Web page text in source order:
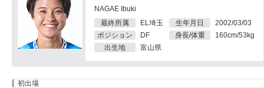
NAGAE Ibuki
最終所属
EL埼玉
ポジション
DF
出生地
富山県
生年月日
2002/03/03
身長/体重
160cm/53kg
初出場